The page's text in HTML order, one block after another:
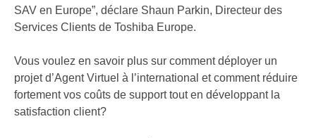
SAV en Europe”, déclare Shaun Parkin, Directeur des
Services Clients de Toshiba Europe.
Vous voulez en savoir plus sur comment déployer un
projet d’Agent Virtuel à l’international et comment réduire
fortement vos coûts de support tout en développant la
satisfaction client?